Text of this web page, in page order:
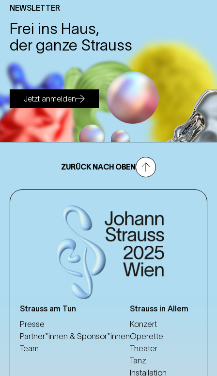
NEWSLETTER
Frei ins Haus,
der ganze Strauss
Jetzt anmelden
ZURÜCK NACH OBEN
Strauss am Tun
Presse
Partner*innen & Sponsor*innen
Team
Strauss in Allem
Konzert
Operette
Theater
Tanz
Installation